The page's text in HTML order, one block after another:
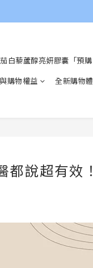
白藜蘆醇亮妍膠囊「預購
購物權益
全新購物
說超有效！